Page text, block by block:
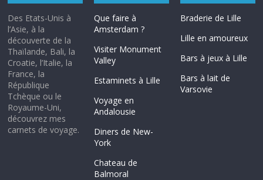
Des Etats-Unis à
l’Asie, à la
découverte de la
Thaïlande, Bali, la
Croatie, l’Italie, la
France, la
République
Tchèque ou le
Royaume-Uni,
découvrez mes
carnets de voyage.
Que faire à
Amsterdam ?
Visiter Monument
Valley
Estaminets à Lille
Voyage en
Andalousie
Diners de New-
York
Chateau de
Balmoral
Braderie de Lille
Lille en amoureux
Bars à jeux à Lille
Bars à lait de
Varsovie